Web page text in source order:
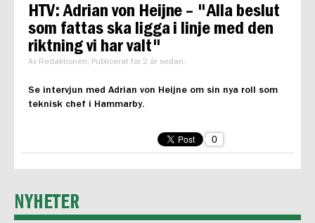
HTV: Adrian von Heijne – "Alla beslut
som fattas ska ligga i linje med den
riktning vi har valt"
Av Redaktionen, Publicerat för 2 år sedan.
Se intervjun med Adrian von Heijne om sin nya roll som
teknisk chef i Hammarby.
0
NYHETER